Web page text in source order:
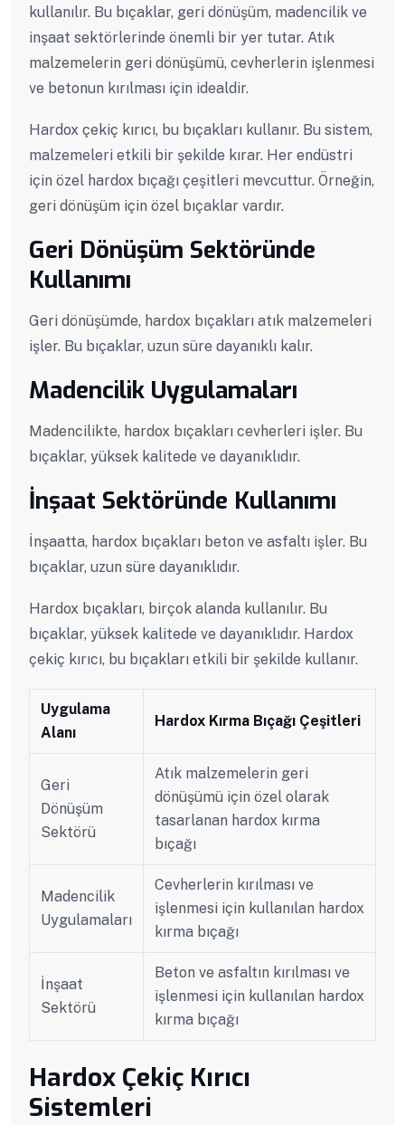
kullanılır. Bu bıçaklar, geri dönüşüm, madencilik ve
inşaat sektörlerinde önemli bir yer tutar. Atık
malzemelerin geri dönüşümü, cevherlerin işlenmesi
ve betonun kırılması için idealdir.
Hardox çekiç kırıcı, bu bıçakları kullanır. Bu sistem,
malzemeleri etkili bir şekilde kırar. Her endüstri
için özel hardox bıçağı çeşitleri mevcuttur. Örneğin,
geri dönüşüm için özel bıçaklar vardır.
Geri Dönüşüm Sektöründe
Kullanımı
Geri dönüşümde, hardox bıçakları atık malzemeleri
işler. Bu bıçaklar, uzun süre dayanıklı kalır.
Madencilik Uygulamaları
Madencilikte, hardox bıçakları cevherleri işler. Bu
bıçaklar, yüksek kalitede ve dayanıklıdır.
İnşaat Sektöründe Kullanımı
İnşaatta, hardox bıçakları beton ve asfaltı işler. Bu
bıçaklar, uzun süre dayanıklıdır.
Hardox bıçakları, birçok alanda kullanılır. Bu
bıçaklar, yüksek kalitede ve dayanıklıdır. Hardox
çekiç kırıcı, bu bıçakları etkili bir şekilde kullanır.
Uygulama
Alanı
Hardox Kırma Bıçağı Çeşitleri
Geri
Dönüşüm
Sektörü
Atık malzemelerin geri
dönüşümü için özel olarak
tasarlanan hardox kırma
bıçağı
Madencilik
Uygulamaları
Cevherlerin kırılması ve
işlenmesi için kullanılan hardox
kırma bıçağı
İnşaat
Sektörü
Beton ve asfaltın kırılması ve
işlenmesi için kullanılan hardox
kırma bıçağı
Hardox Çekiç Kırıcı
Sistemleri